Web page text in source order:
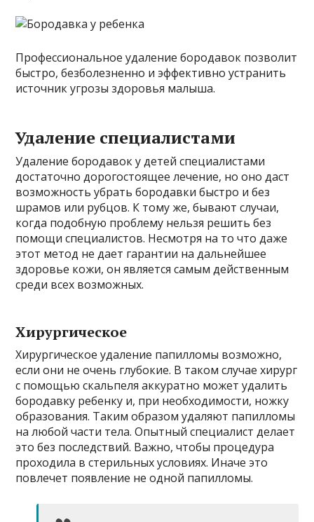
Профессиональное удаление бородавок позволит
быстро, безболезненно и эффективно устранить
источник угрозы здоровья малыша.
Удаление специалистами
Удаление бородавок у детей специалистами
достаточно дорогостоящее лечение, но оно даст
возможность убрать бородавки быстро и без
шрамов или рубцов. К тому же, бывают случаи,
когда подобную проблему нельзя решить без
помощи специалистов. Несмотря на то что даже
этот метод не дает гарантии на дальнейшее
здоровье кожи, он является самым действенным
среди всех возможных.
Хирургическое
Хирургическое удаление папилломы возможно,
если они не очень глубокие. В таком случае хирург
с помощью скальпеля аккуратно может удалить
бородавку ребенку и, при необходимости, ножку
образования. Таким образом удаляют папилломы
на любой части тела. Опытный специалист делает
это без последствий. Важно, чтобы процедура
проходила в стерильных условиях. Иначе это
повлечет появление не одной папилломы.